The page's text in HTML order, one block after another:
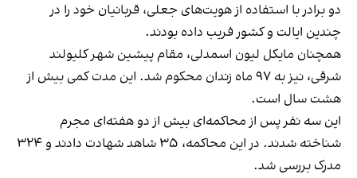
دو برادر با استفاده از هویت‌های جعلی، قربانیان خود را در
چندین ایالت و کشور فریب داده بودند.
همچنان مایکل لیون اسمدلی، مقام پیشین شهر کلیولند
شرقی، نیز به ۹۷ ماه زندان محکوم شد. این مدت کمی بیش از
هشت سال است.
این سه نفر پس از محاکمه‌ای بیش از دو هفته‌ای مجرم
شناخته شدند. در این محاکمه، ۳۵ شاهد شهادت دادند و ۳۲۴
مدرک بررسی شد.